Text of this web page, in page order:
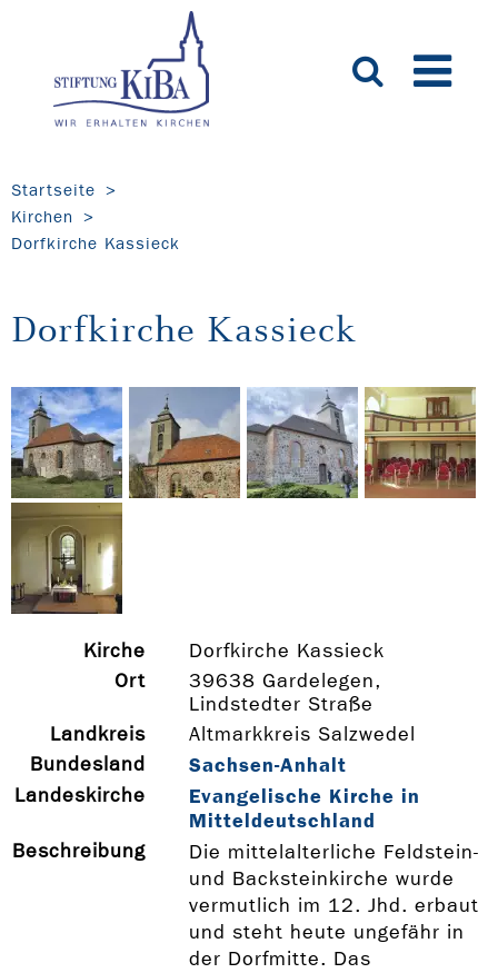
Startseite
Kirchen
Dorfkirche Kassieck
Dorfkirche Kassieck
Kirche
Dorfkirche Kassieck
Ort
39638 Gardelegen,
Lindstedter Straße
Landkreis
Altmarkkreis Salzwedel
Bundesland
Sachsen-Anhalt
Landeskirche
Evangelische Kirche in
Mitteldeutschland
Beschreibung
Die mittelalterliche Feldstein-
und Backsteinkirche wurde
vermutlich im 12. Jhd. erbaut
und steht heute ungefähr in
der Dorfmitte. Das